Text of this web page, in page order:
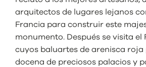
arquitectos de lugares lejanos
Francia para construir este
monumento. Después se visita el
cuyos baluartes de arenisca roja
docena de preciosos palacios y